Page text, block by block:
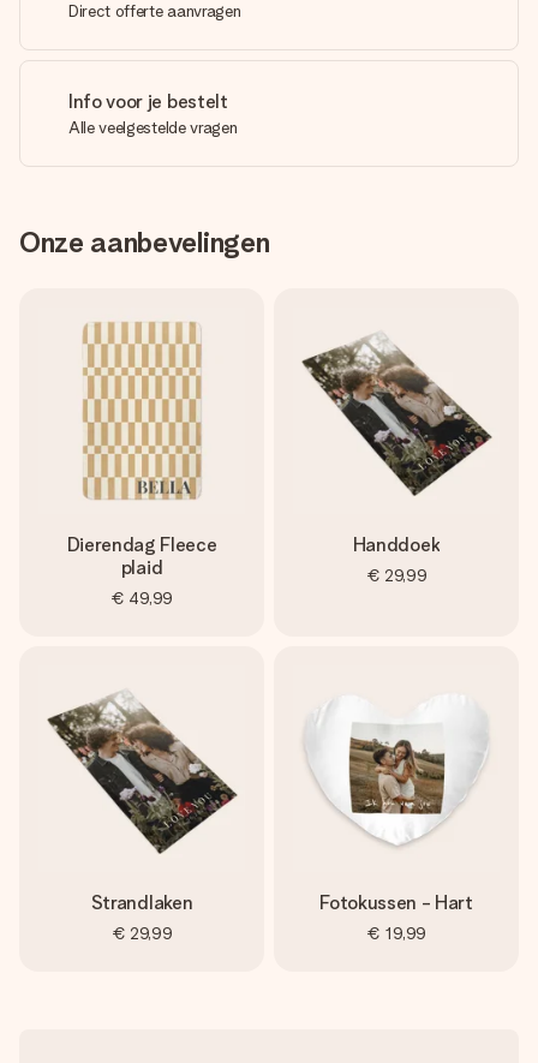
Direct offerte aanvragen
Info voor je bestelt
Alle veelgestelde vragen
Onze aanbevelingen
Dierendag Fleece
plaid
€ 49,99
Handdoek
€ 29,99
Strandlaken
€ 29,99
Fotokussen - Hart
€ 19,99